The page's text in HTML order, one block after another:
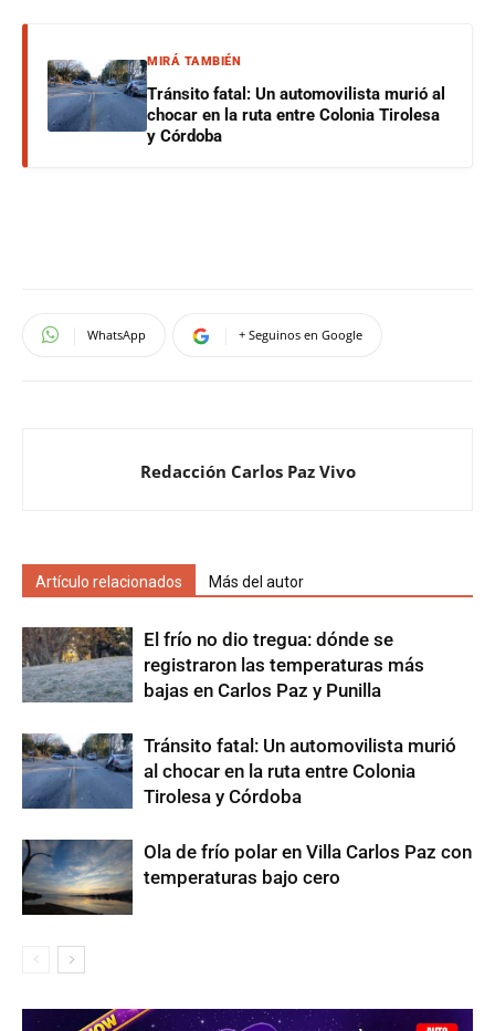
MIRÁ TAMBIÉN
Tránsito fatal: Un automovilista murió al
chocar en la ruta entre Colonia Tirolesa
y Córdoba
WhatsApp + Seguinos en Google
Redacción Carlos Paz Vivo
Artículo relacionados Más del autor
El frío no dio tregua: dónde se
registraron las temperaturas más
bajas en Carlos Paz y Punilla
Tránsito fatal: Un automovilista murió
al chocar en la ruta entre Colonia
Tirolesa y Córdoba
Ola de frío polar en Villa Carlos Paz con
temperaturas bajo cero